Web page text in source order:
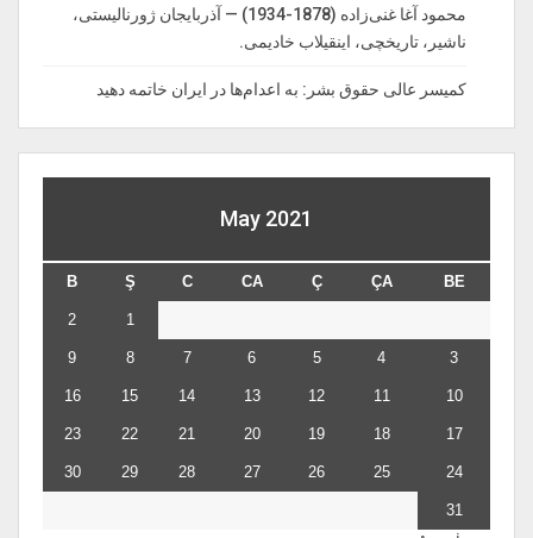
محمود آغا غنی‌زاده (1878-1934) — آذربایجان ژورنالیستی،
ناشیر، تاریخچی، اینقیلاب خادیمی.
کمیسر عالی حقوق بشر: به اعدام‌ها در ایران خاتمه دهید
May 2021
BE
ÇA
Ç
CA
C
Ş
B
10
11
12
13
14
15
16
17
18
19
20
21
22
23
24
25
26
27
28
29
30
31